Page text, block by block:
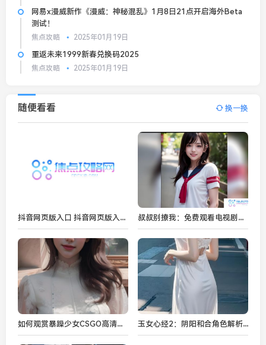
网易x漫威新作《漫威：神秘混乱》1月8日21点开启海外Beta
测试！
焦点攻略 2025年01月19日
重返未来1999新春兑换码2025
焦点攻略 2025年01月19日
随便看看 换一换
抖音网页版入口 抖音网页版入口登录链接地址 叔叔别撩我：免费观看电视剧，这部剧的魅力何在？
如何观赏暴躁少女CSGO高清视频？精彩瞬间等你来探索！ 玉女心经2：阴阳和合角色解析——神秘的江湖中谁将主宰命运的转轮？